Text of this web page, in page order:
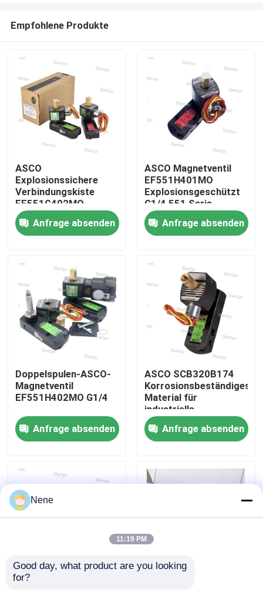
Produkte
Videos
Über uns
Qualitätskontrolle
Kontakt mit uns
Neuigkeiten
Empfohlene Produkte
ASCO
Explosionssichere
Verbindungskiste
EF551G402MO
Anfrage absenden
ASCO Magnetventil
EF551H401MO
Explosionsgeschützt
G1/4 551 Serie
Einzelspule
Anfrage absenden
Doppelspulen-ASCO-
Magnetventil
EF551H402MO G1/4
Anfrage absenden
ASCO SCB320B174
Korrosionsbeständiges
Material für
industrielle
elektromagnetische
Ventile Chemische
Prozesssteuerung
Anfrage absenden
ASCO
Nene
11:19 PM
Good day, what product are you looking
for?